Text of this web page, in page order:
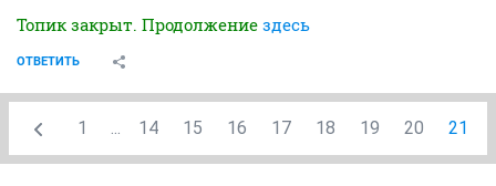
Топик закрыт. Продолжение здесь
ОТВЕТИТЬ
1 ... 14 15 16 17 18 19 20 21